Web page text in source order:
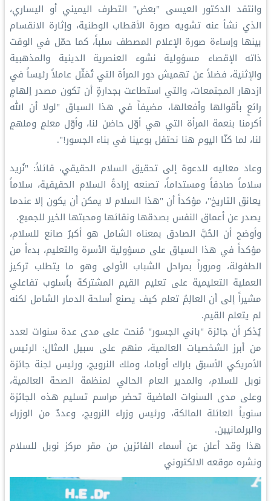
وانتقد الدكتور العيسى "بعض" التطرف اليميني أو اليساري،
الذي نشأ عنه تشويه صورة الأقطاب الوطنية، وإثارة الانقسام
بينها وإساءة صورة الإعلام المصطف سلباً، كما حمّل في الوقت
ذاته الإقصاء مسؤولية نشوء العنصرية الدينية والمذهبية
والإثنية، فضلاً عن تهميش دور المرأة التي تُمَثّل عاملاً رئيساً في
ازدهار المجتمعات، والتي استطاعت بجدارةٍ أن تكون مصدر إلهامٍ
رائعٍ بأقوالها وأفعالها، مضيفاً في هذا السياق "لولا أن الله
أكرمنا بنعمة المرأة التي هي أوّل حاضن لنا، وأوّل معلمٍ وملهمٍ
لنا، لما كنّا اليوم هنا نحتفل بوعينا في بناء الجسور!".
وعاد معاليه للدعوة إلى تحقيق السلام الحقيقي، قائلاً: "نُريد
سلاماً صادقاً ومستداماً، تصنعه إرادةُ السلام الحقيقية، سلاماً
يعانق التاريخ"، مؤكداً أن "هذا السلام لا يمكن أن يكون إلا عندما
يصدر عن أعماق النفس بصدقها ونقائها ومحبتها الخير للجميع.
وأوضح أن الحُبَّ الصادق بمعناه الشامل هو أكبرُ صانع للسلام،
مؤكداً في هذا السياق على مسؤولية الأسرة والتعليم، بدءاً من
الطفولة، ومروراً بمراحل الشباب الأولى وهو ما يتطلب تركيز
العملية التعليمية على تعليم القيم المشتركة بأُسلوب تفاعلي
مشيراً إلى أن العالِمُ تعلم كيف يصنع أسلحة الدمار الشامل لكنه
لم يتعلم القيم.
يُذكر أن جائزة "باني الجسور" مُنحت على مدى عدة سنوات لعدد
من أبرز الشخصيات العالمية، منهم على سبيل المثال: الرئيس
الأمريكي الأسبق باراك أوباما، وملك النرويج، ورئيس لجنة جائزة
نوبل للسلام، والمدير العام الحالي لمنظمة الصحة العالمية،
وعلى مدى السنوات الماضية تحضر مراسم تسليم هذه الجائزة
سنوياً العائلة المالكة، ورئيس وزراء النرويج، وعددٌ من الوزراء
والبرلمانيين.
هذا وقد أعلن عن أسماء الفائزين من مقر مركز نوبل للسلام
ونشره موقعه الالكتروني